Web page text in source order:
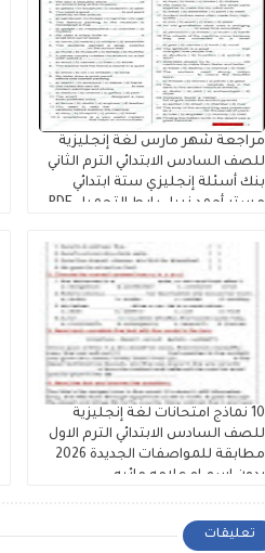
مراجعة شهر مارس لغة إنجليزية
للصف السادس الابتدائي الترم الثاني
بنك أسئلة إنجليزي ستة ابتدائي
مستر أحمد نبيل رابط التحميل PDF
10 نماذج امتحانات لغة إنجليزية
للصف السادس الابتدائي الترم الاول
مطابقة للمواصفات الجديدة 2026
بدون اسم او علامه مائيه
تعليقات